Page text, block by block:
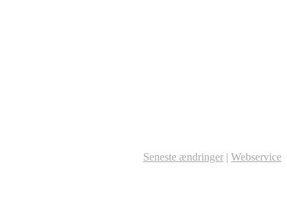
Seneste ændringer | Webservice